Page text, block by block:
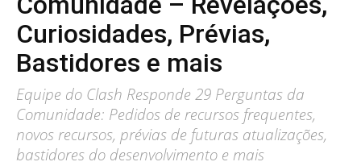
Curiosidades, Prévias,
Bastidores e mais
Equipe do Clash Responde 29 Perguntas da
Comunidade: Pedidos de recursos frequentes,
novos recursos, prévias de futuras atualizações,
bastidores do desenvolvimento e mais